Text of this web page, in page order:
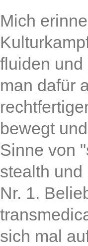
Mich
fluiden und
man dafür
bewegt
Sinne von
stealth
Nr. 1.
sich mal